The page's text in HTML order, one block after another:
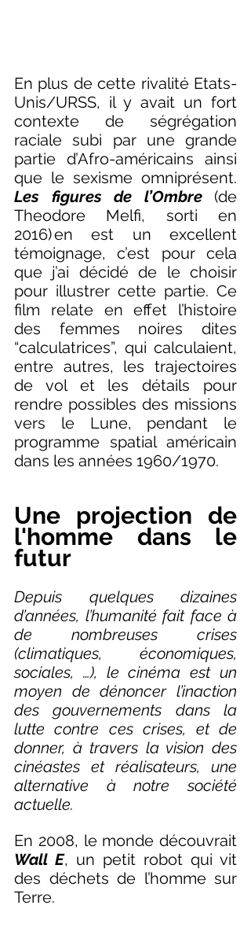
En plus de cette rivalité Etats-
Unis/URSS, il y avait un fort
contexte de ségrégation
raciale subi par une grande
partie d’Afro-américains ainsi
Les figures de l’Ombre (de
Theodore Melfi, sorti en
2016) en est un excellent
témoignage, c’est pour cela
que j’ai décidé de le choisir
pour illustrer cette partie. Ce
film relate en effet l’histoire
des femmes noires dites
“calculatrices”, qui calculaient,
entre autres, les trajectoires
de vol et les détails pour
rendre possibles des missions
vers le Lune, pendant le
programme spatial américain
dans les années 1960/1970.
Une projection de
l'homme dans le
futur
Depuis quelques dizaines
d’années, l’humanité fait face à
de nombreuses crises
(climatiques, économiques,
sociales, …), le cinéma est un
moyen de dénoncer l’inaction
des gouvernements dans la
lutte contre ces crises, et de
donner, à travers la vision des
cinéastes et réalisateurs, une
alternative à notre société
actuelle.
Wall E, un petit robot qui vit
des déchets de l’homme sur
Terre.